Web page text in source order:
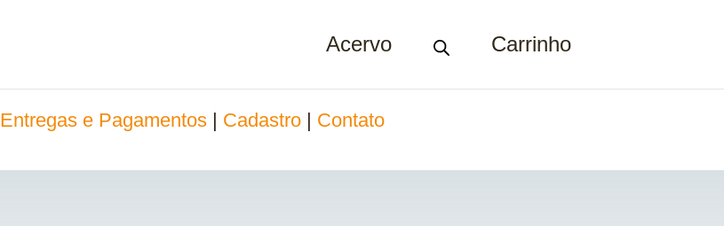
Acervo Carrinho
Entregas e Pagamentos Cadastro Contato